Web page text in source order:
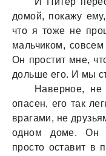
домой, покажу
что я тоже не
мальчиком,
Он простит мне,
дольше его. И мы
Наверное, не
опасен, его так
врагами, не
одном доме. Он
просто оставит в